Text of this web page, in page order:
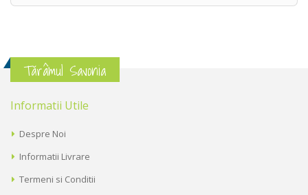
Tărâmul Savonia
Informatii Utile
Despre Noi
Informatii Livrare
Termeni si Conditii